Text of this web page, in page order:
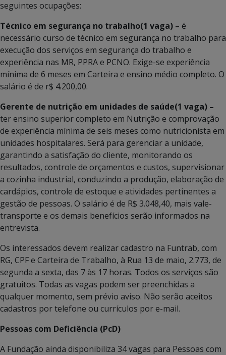
seguintes ocupações:
Técnico em segurança no trabalho(1 vaga) – é
necessário curso de técnico em segurança no trabalho para
execução dos serviços em segurança do trabalho e
experiência nas MR, PPRA e PCNO. Exige-se experiência
mínima de 6 meses em Carteira e ensino médio completo. O
salário é de r$ 4.200,00.
Gerente de nutrição em unidades de saúde(1 vaga) –
ter ensino superior completo em Nutrição e comprovação
de experiência mínima de seis meses como nutricionista em
unidades hospitalares. Será para gerenciar a unidade,
garantindo a satisfação do cliente, monitorando os
resultados, controle de orçamentos e custos, supervisionar
a cozinha industrial, conduzindo a produção, elaboração de
cardápios, controle de estoque e atividades pertinentes a
gestão de pessoas. O salário é de R$ 3.048,40, mais vale-
transporte e os demais benefícios serão informados na
entrevista.
Os interessados devem realizar cadastro na Funtrab, com
RG, CPF e Carteira de Trabalho, à Rua 13 de maio, 2.773, de
segunda a sexta, das 7 às 17 horas. Todos os serviços são
gratuitos. Todas as vagas podem ser preenchidas a
qualquer momento, sem prévio aviso. Não serão aceitos
cadastros por telefone ou currículos por e-mail.
Pessoas com Deficiência (PcD)
A Fundação ainda disponibiliza 34 vagas para Pessoas com